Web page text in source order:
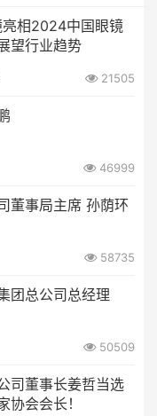
亮相2024中国眼镜
望行业趋势
21505
46999
董事局主席 孙荫环
58735
团总公司总经理
50509
司董事长姜哲当选
协会会长！